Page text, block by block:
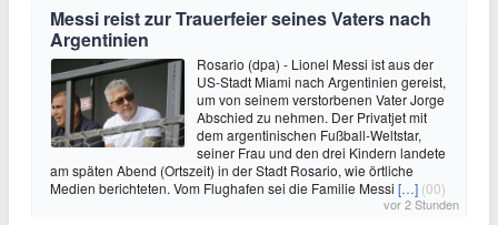
Messi reist zur Trauerfeier seines Vaters nach
Argentinien
Rosario (dpa) - Lionel Messi ist aus der
US-Stadt Miami nach Argentinien gereist,
um von seinem verstorbenen Vater Jorge
Abschied zu nehmen. Der Privatjet mit
dem argentinischen Fußball-Weltstar,
seiner Frau und den drei Kindern landete
am späten Abend (Ortszeit) in der Stadt Rosario, wie örtliche
Medien berichteten. Vom Flughafen sei die Familie Messi […] (00)
vor 2 Stunden